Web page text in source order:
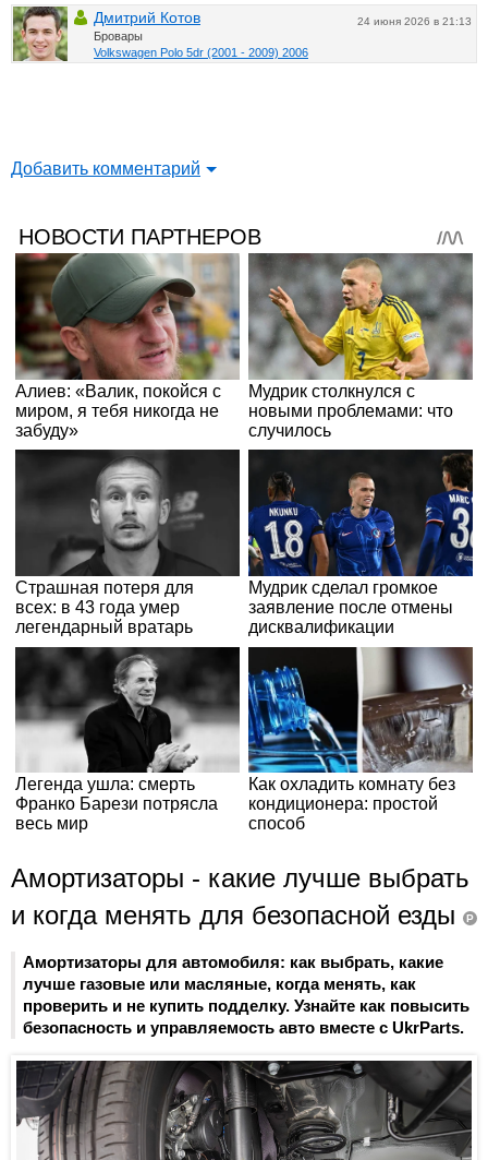
24 июня 2026 в 21:13
Дмитрий Котов
Бровары
Volkswagen Polo 5dr (2001 - 2009) 2006
Добавить комментарий
Амортизаторы - какие лучше выбрать
и когда менять для безопасной езды
P
Амортизаторы для автомобиля: как выбрать, какие
лучше газовые или масляные, когда менять, как
проверить и не купить подделку. Узнайте как повысить
безопасность и управляемость авто вместе с UkrParts.